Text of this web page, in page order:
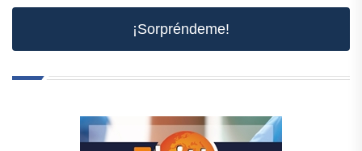
¡Sorpréndeme!